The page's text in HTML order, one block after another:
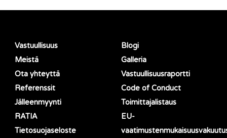
Vastuullisuus
Meistä
Ota yhteyttä
Referenssit
Jälleenmyynti
RATIA
Tietosuojaseloste
Blogi
Galleria
Vastuullisuusraportti
Code of Conduct
Toimittajalistaus
EU-